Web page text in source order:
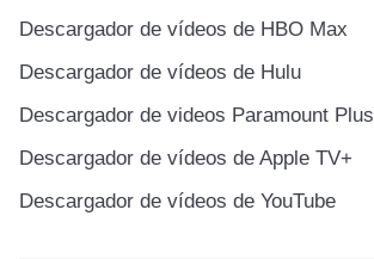
Descargador de vídeos de HBO Max
Descargador de vídeos de Hulu
Descargador de videos Paramount Plus
Descargador de vídeos de Apple TV+
Descargador de vídeos de YouTube